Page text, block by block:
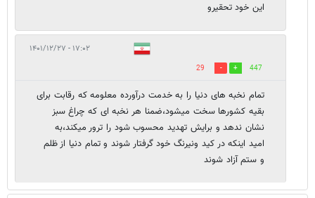
این خود تحقیرو
۱۷:۰۲ - ۱۴۰۱/۱۲/۲۷
447
29
تمام نخبه های دنیا را به خدمت درآورده معلومه که رقابت برای
بقیه کشورها سخت میشود،ضمنا هر نخبه ای که چراغ سبز
نشان ندهد و برایش تهدید محسوب شود را ترور میکند،به
امید اینکه در کید ونیرنگ خود گرفتار شوند و تمام دنیا از ظلم
و ستم آزاد شوند